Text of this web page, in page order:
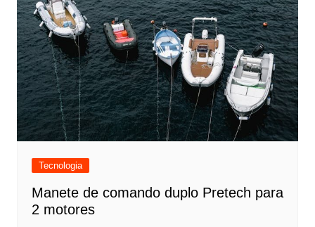
Tecnologia
Manete de comando duplo Pretech para
2 motores